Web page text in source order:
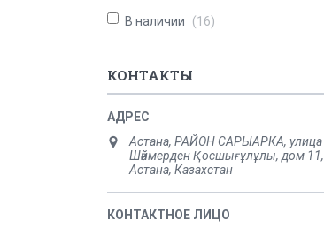
В наличии 16
КОНТАКТЫ
Астана, РАЙОН САРЫАРКА, улица
Шәймерден Қосшығұлұлы, дом 11,
Астана, Казахстан